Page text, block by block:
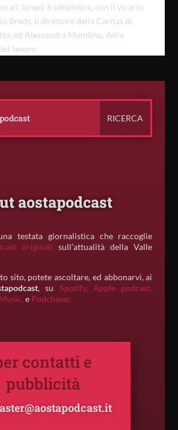
lunedì 6 settembre, con il vicario
Bredy, il direttore della Caritas di
ed Alessandra Mondino, della
lavoro.
aostapodcast
testata giornalistica che raccoglie
originali sull’attualità della Valle
sito, potete ascoltare, ed abbonarvi, ai
, su Spotify, Apple podcast,
e Podchaser.
contatti e
pubblicità